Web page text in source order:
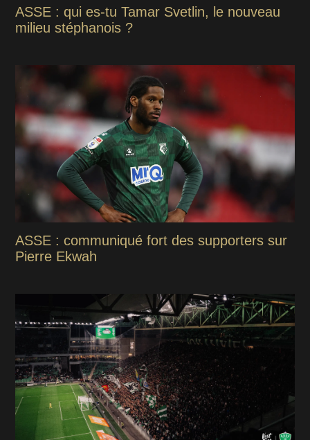
ASSE : qui es-tu Tamar Svetlin, le nouveau
milieu stéphanois ?
ASSE : communiqué fort des supporters sur
Pierre Ekwah